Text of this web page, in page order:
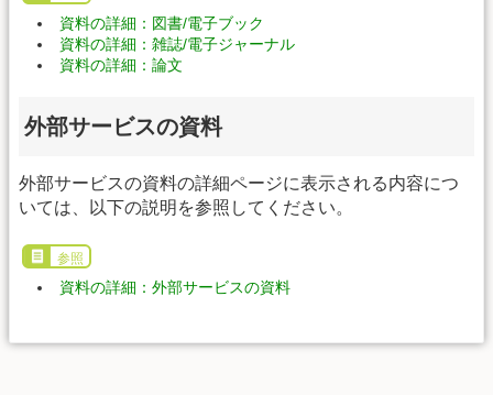
資料の詳細：図書/電子ブック
資料の詳細：雑誌/電子ジャーナル
資料の詳細：論文
外部サービスの資料
外部サービスの資料の詳細ページに表示される内容につ
いては、以下の説明を参照してください。
参照
資料の詳細：外部サービスの資料